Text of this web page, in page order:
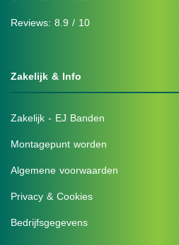
Reviews: 8.9 / 10
Zakelijk & Info
Zakelijk - EJ Banden
Montagepunt worden
Algemene voorwaarden
Privacy & Cookies
Bedrijfsgegevens